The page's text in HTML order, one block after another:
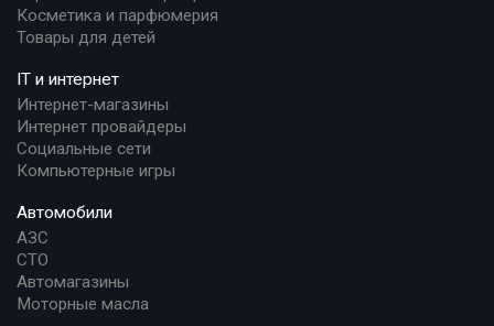
Косметика и парфюмерия
Товары для детей
IT и интернет
Интернет-магазины
Интернет провайдеры
Социальные сети
Компьютерные игры
Автомобили
АЗС
СТО
Автомагазины
Моторные масла